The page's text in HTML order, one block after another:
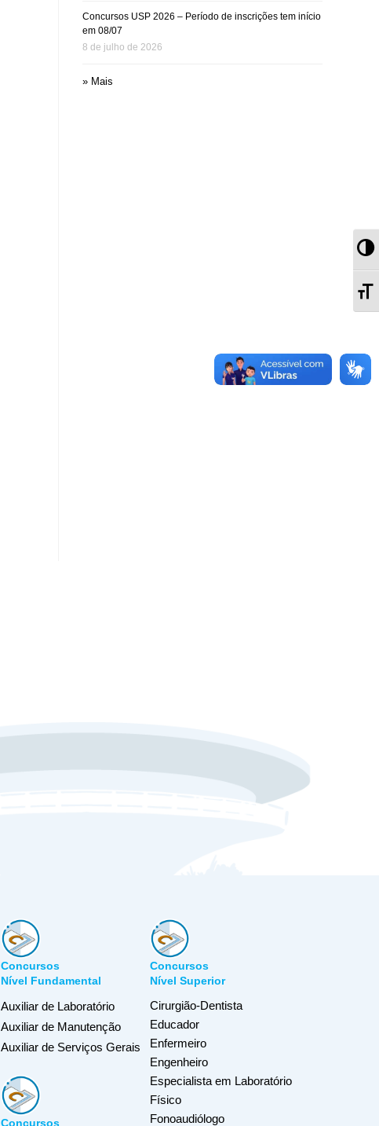
Concursos USP 2026 – Período de inscrições tem início
em 08/07
8 de julho de 2026
» Mais
Concursos
Nível Fundamental
Auxiliar de Laboratório
Auxiliar de Manutenção
Auxiliar de Serviços Gerais
Concursos
Concursos
Nível Superior
Cirurgião-Dentista
Educador
Enfermeiro
Engenheiro
Especialista em Laboratório
Físico
Fonoaudiólogo